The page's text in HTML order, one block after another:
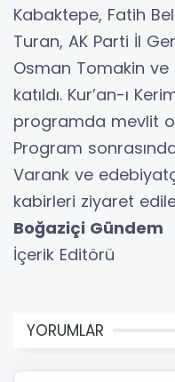
Kabaktepe, Fatih
Turan, AK Parti İl
Osman Tomakin ve
katıldı. Kur’an-ı
programda mevlit
Program
Varank ve
kabirleri ziyaret
Boğaziçi Gündem
İçerik Editörü
YORUMLAR